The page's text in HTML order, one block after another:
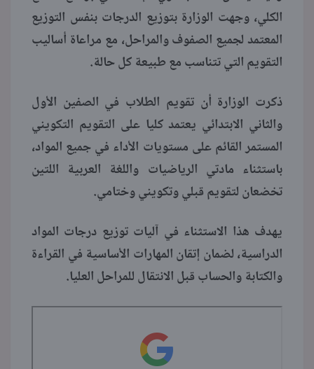
الكلي، وجهت الوزارة بتوزيع الدرجات بنفس التوزيع
المعتمد لجميع الصفوف والمراحل، مع مراعاة أساليب
التقويم التي تتناسب مع طبيعة كل حالة.
ذكرت الوزارة أن تقويم الطلاب في الصفين الأول
والثاني الابتدائي يعتمد كليا على التقويم التكويني
المستمر القائم على مستويات الأداء في جميع المواد،
باستثناء مادتي الرياضيات واللغة العربية اللتين
تخضعان لتقويم قبلي وتكويني وختامي.
يهدف هذا الاستثناء في آليات توزيع درجات المواد
الدراسية، لضمان إتقان المهارات الأساسية في القراءة
والكتابة والحساب قبل الانتقال للمراحل العليا.